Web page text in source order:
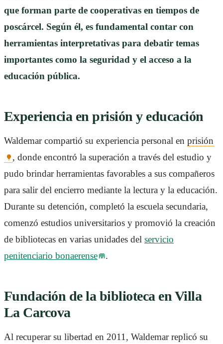
que forman parte de cooperativas en tiempos de
poscárcel. Según él, es fundamental contar con
herramientas interpretativas para debatir temas
importantes como la seguridad y el acceso a la
educación pública.
Experiencia en prisión y educación
Waldemar compartió su experiencia personal en prisión
, donde encontró la superación a través del estudio y
pudo brindar herramientas favorables a sus compañeros
para salir del encierro mediante la lectura y la educación.
Durante su detención, completó la escuela secundaria,
comenzó estudios universitarios y promovió la creación
de bibliotecas en varias unidades del servicio
penitenciario bonaerense
.
Fundación de la biblioteca en Villa
La Carcova
Al recuperar su libertad en 2011, Waldemar replicó su